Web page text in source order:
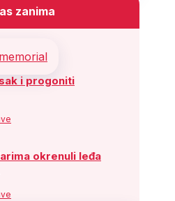
zanima
i progoniti
okrenuli leđa